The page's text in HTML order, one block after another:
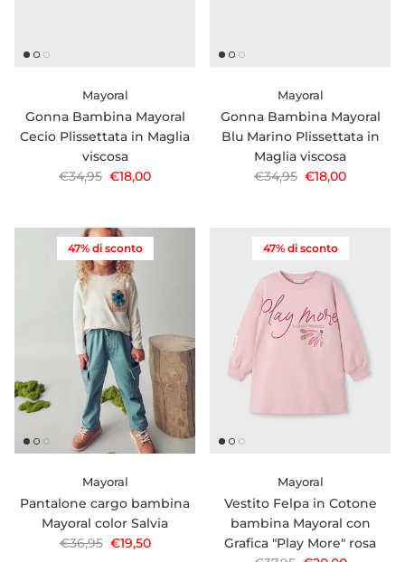
Mayoral
Gonna Bambina Mayoral
Cecio Plissettata in Maglia
viscosa
Prezzo normale
€34,95 Prezzo di vendita
€18,00
Mayoral
Gonna Bambina Mayoral
Blu Marino Plissettata in
Maglia viscosa
Prezzo normale
€34,95 Prezzo di
€18,00
47% di sconto
Mayoral
Pantalone cargo bambina
Mayoral color Salvia
Prezzo normale
€36,95 Prezzo di vendita
€19,50
47% di sconto
Mayoral
Vestito Felpa in Cotone
bambina Mayoral con
Grafica "Play More" rosa